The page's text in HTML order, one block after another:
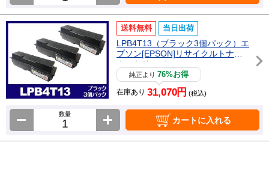
送料無料 当日出荷
LPB4T13（ブラック3個パック）エ
プソン[EPSON]リサイクルトナー
カートリッジ
純正より76%お得
在庫あり 31,070円 (税込)
数量
カートに入れる